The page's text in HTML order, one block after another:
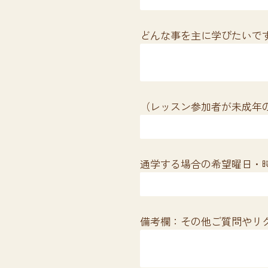
どんな事を主に学びたい
（レッスン参加者が未成
通学する場合の希望曜日・
備考欄：その他ご質問やリ